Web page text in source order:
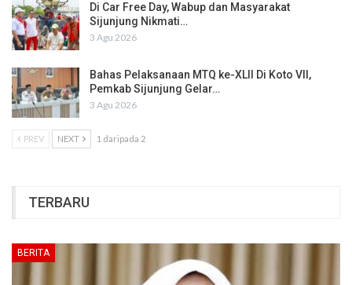
Di Car Free Day, Wabup dan Masyarakat
Sijunjung Nikmati…
3 Agu 2026
Bahas Pelaksanaan MTQ ke-XLII Di Koto VII,
Pemkab Sijunjung Gelar…
3 Agu 2026
PREV NEXT 1 daripada 2
TERBARU
BERITA